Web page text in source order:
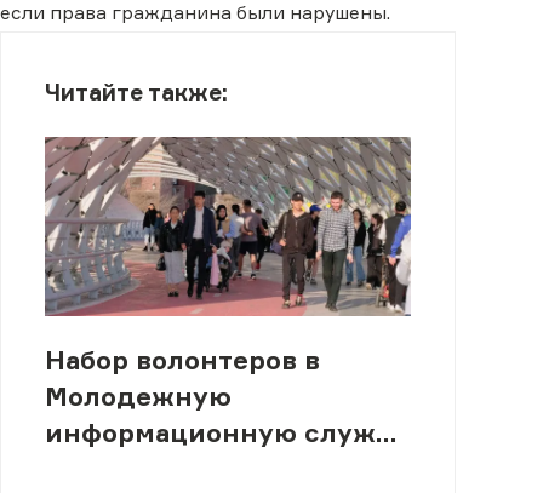
если права гражданина были нарушены.
Читайте также:
Набор волонтеров в
Молодежную
информационную службу